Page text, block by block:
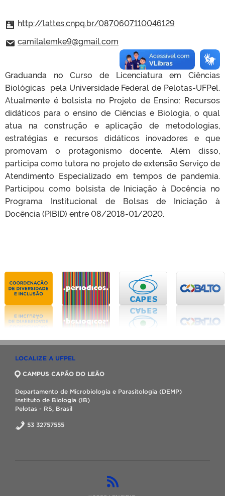
http://lattes.cnpq.br/0870607110046129
camilalemke9@gmail.com
Graduanda no Curso de Licenciatura em Ciências
Biológicas pela Universidade Federal de Pelotas-UFPel.
Atualmente é bolsista no Projeto de Ensino: Recursos
didáticos para o ensino de Ciências e Biologia, o qual
atua na construção e aplicação de metodologias,
estratégias e recursos didáticos inovadores e que
promovam o protagonismo docente. Além disso,
participa como tutora no projeto de extensão Serviço de
Atendimento Especializado em tempos de pandemia.
Participou como bolsista de Iniciação à Docência no
Programa Institucional de Bolsas de Iniciação à
Docência (PIBID) entre 08/2018-01/2020.
LOCALIZE A UFPEL
CAMPUS CAPÃO DO LEÃO
Departamento de Microbiologia e Parasitologia (DEMP)
Instituto de Biologia (IB)
Pelotas - RS, Brasil
53 32757555